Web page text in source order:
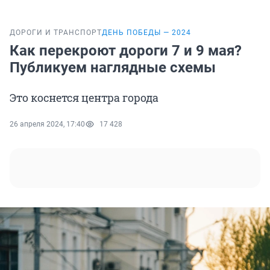
ДОРОГИ И ТРАНСПОРТДЕНЬ ПОБЕДЫ — 2024
Как перекроют дороги 7 и 9 мая?
Публикуем наглядные схемы
Это коснется центра города
26 апреля 2024, 17:40 17 428